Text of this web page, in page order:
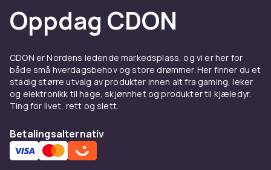
for Elektronikk-klistremerker
& -dekorasjoner
Hos CDON finner du Elektronikk-klistremerker
& -dekorasjoner fra ledende produsenter til
konkurransedyktige priser. Vårt brede
sortiment dekker alle prisklasser, fra
løsninger. Alle produkter er sertifiserte og
møter europeiske kvalitets- og
Oppdag CDON
CDON er Nordens ledende markedsplass, og vi er her for
både små hverdagsbehov og store drømmer. Her finner du et
stadig større utvalg av produkter innen alt fra gaming, leker
og elektronikk til hage, skjønnhet og produkter til kjæledyr.
Ting for livet, rett og slett.
Betalingsalternativ